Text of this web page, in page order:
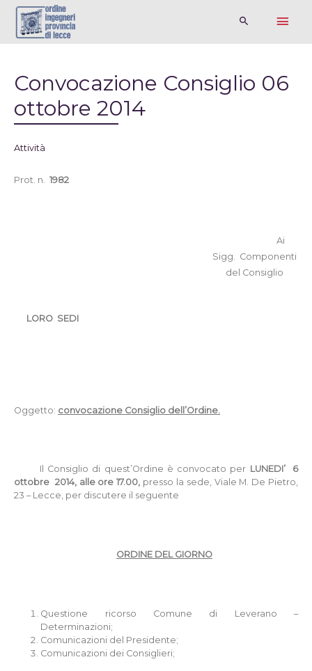
Convocazione Consiglio 06
ottobre 2014
Attività
Prot. n. 1982
Ai
Sigg.
Componenti
del Consiglio
LORO SEDI
Oggetto: convocazione Consiglio dell’Ordine.
Il Consiglio di quest’Ordine è convocato per LUNEDI’
6
ottobre 2014, alle ore 17.00, presso la sede, Viale M. De Pietro,
23 – Lecce, per discutere il seguente
ORDINE DEL GIORNO
Questione ricorso Comune di Leverano –
Determinazioni;
Comunicazioni del Presidente;
Comunicazioni dei Consiglieri;